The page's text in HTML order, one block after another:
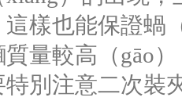
樣也能保證蝸
質量較高（gāo
別注意二次裝